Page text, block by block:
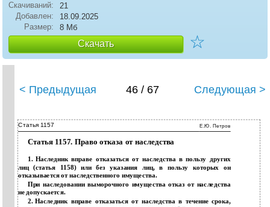
Скачиваний:
21
Добавлен:
18.09.2025
Размер:
8 Мб
Скачать ☆
< Предыдущая 46 / 67 Следующая >
Статья 1157 Е.Ю. Петров
Статья 1157. Право отказа от наследства
1. Наследник вправе отказаться от наследства в пользу других
лиц (статья
1158) или без указания лиц, в пользу которых он
отказывается от наследственного имущества.
При наследовании выморочного имущества отказ от наследства
не допускается.
2. Наследник вправе отказаться от наследства в течение срока,